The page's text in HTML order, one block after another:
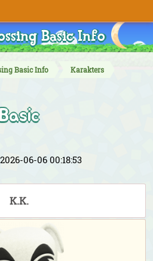
Basic Info
Basic Info
Karakters
Basic
06-06 00:18:53
K.K.